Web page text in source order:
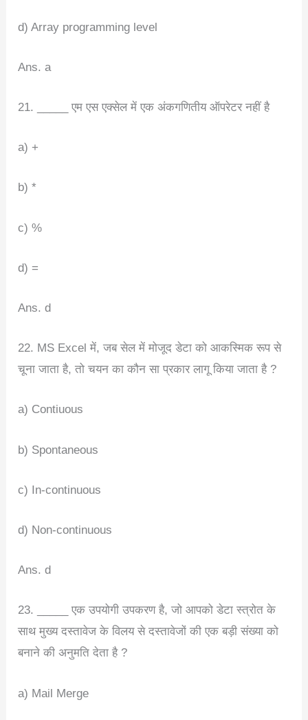
d) Array programming level
Ans. a
21. _____ एम एस एक्सेल में एक अंकगणितीय ऑपरेटर नहीं है
a) +
b) *
c) %
d) =
Ans. d
22. MS Excel में, जब सेल में मोजूद डेटा को आकस्मिक रूप से
चूना जाता है, तो चयन का कौन सा प्रकार लागू किया जाता है ?
a) Contiuous
b) Spontaneous
c) In-continuous
d) Non-continuous
Ans. d
23. _____ एक उपयोगी उपकरण है, जो आपको डेटा स्त्रोत के
साथ मुख्य दस्तावेज के विलय से दस्तावेजों की एक बड़ी संख्या को
बनाने की अनुमति देता है ?
a) Mail Merge